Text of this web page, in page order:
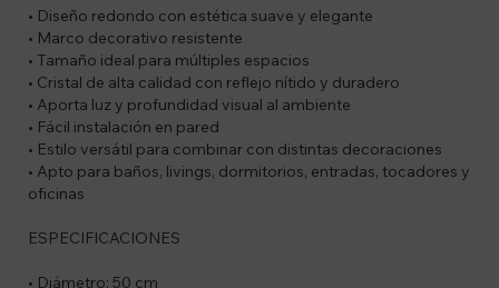
• Diseño redondo con estética suave y elegante
• Marco decorativo resistente
• Tamaño ideal para múltiples espacios
• Cristal de alta calidad con reflejo nítido y duradero
• Aporta luz y profundidad visual al ambiente
• Fácil instalación en pared
• Estilo versátil para combinar con distintas decoraciones
• Apto para baños, livings, dormitorios, entradas, tocadores y
oficinas
ESPECIFICACIONES
• Diámetro: 50 cm